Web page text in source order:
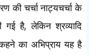
की चर्चा नाट्यचर्चा के
गई है,लेकिन श्रव्यादि
का अभिप्राय यह है